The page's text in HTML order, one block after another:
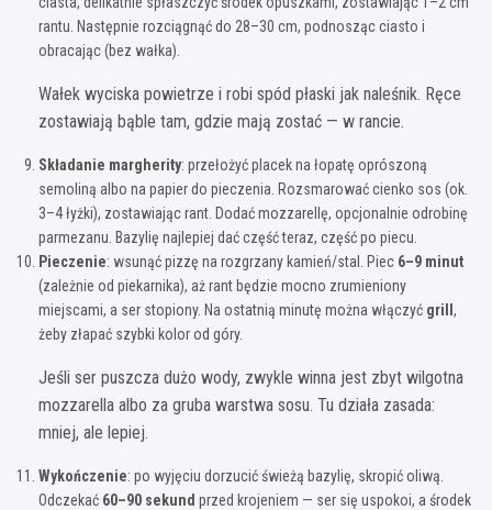
rantu. Następnie rozciągnąć do 28–30 cm, podnosząc ciasto i
obracając (bez wałka).
Wałek wyciska powietrze i robi spód płaski jak naleśnik. Ręce
zostawiają bąble tam, gdzie mają zostać — w rancie.
Składanie margherity: przełożyć placek na łopatę oprószoną
semoliną albo na papier do pieczenia. Rozsmarować cienko sos (ok.
3–4 łyżki), zostawiając rant. Dodać mozzarellę, opcjonalnie odrobinę
parmezanu. Bazylię najlepiej dać część teraz, część po piecu.
Pieczenie: wsunąć pizzę na rozgrzany kamień/stal. Piec 6–9 minut
(zależnie od piekarnika), aż rant będzie mocno zrumieniony
miejscami, a ser stopiony. Na ostatnią minutę można włączyć grill ,
żeby złapać szybki kolor od góry.
Jeśli ser puszcza dużo wody, zwykle winna jest zbyt wilgotna
mozzarella albo za gruba warstwa sosu. Tu działa zasada:
mniej, ale lepiej.
Wykończenie: po wyjęciu dorzucić świeżą bazylię, skropić oliwą.
Odczekać 60–90 sekund przed krojeniem — ser się uspokoi, a środek